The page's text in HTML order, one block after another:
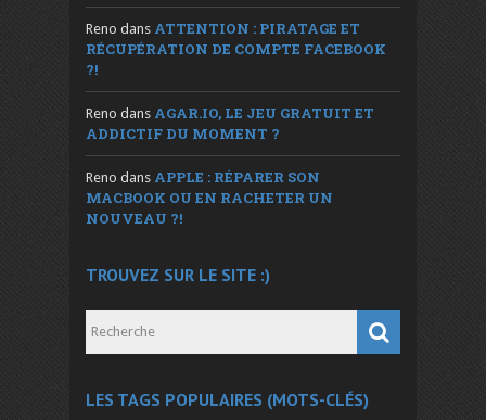
Reno dans ATTENTION : PIRATAGE ET
RÉCUPÉRATION DE COMPTE FACEBOOK
?!
Reno dans AGAR.IO, LE JEU GRATUIT ET
ADDICTIF DU MOMENT ?
Reno dans APPLE : RÉPARER SON
MACBOOK OU EN RACHETER UN
NOUVEAU ?!
TROUVEZ SUR LE SITE :)
LES TAGS POPULAIRES (MOTS-CLÉS)